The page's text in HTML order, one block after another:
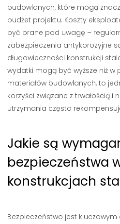
budowlanych, które mogą
budżet projektu. Koszty
być brane pod uwagę –
zabezpieczenia antykorozyjne
długowieczności konstrukcji
wydatki mogą być wyższe niż w
materiałów budowlanych, to
korzyści związane z trwałością i
utrzymania często
Jakie są
bezpieczeństwa
konstrukcjach
Bezpieczeństwo jest